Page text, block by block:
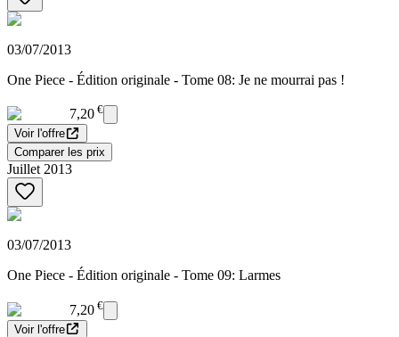
03/07/2013
One Piece - Édition originale - Tome 08: Je ne mourrai pas !
7,20 €
Voir l'offre
Comparer les prix
Juillet 2013
03/07/2013
One Piece - Édition originale - Tome 09: Larmes
7,20 €
Voir l'offre